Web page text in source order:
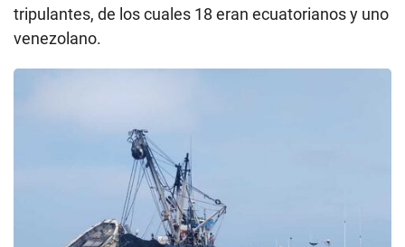
tripulantes, de los cuales 18 eran ecuatorianos y uno
venezolano.